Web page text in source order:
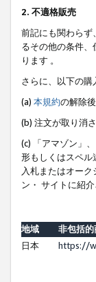
2. 不適格販売
前記にも関わらず
るその他の条件
ります 。
さらに、以下の
(a) 本規約の解除
(b) 注文が取り消
(c) 「アマゾン」
形もしくはスペ
入札またはオー
ン・ サイトに紹
地域
非包括的
日本
https://